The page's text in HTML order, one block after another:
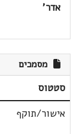
אדר'
מסמכים
סטטוס
אישור/תוקף